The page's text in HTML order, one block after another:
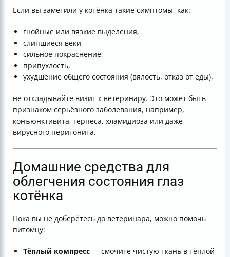
Если вы заметили у котёнка такие симптомы, как:
гнойные или вязкие выделения,
слипшиеся веки,
сильное покраснение,
припухлость,
ухудшение общего состояния (вялость, отказ от еды),
не откладывайте визит к ветеринару. Это может быть
признаком серьёзного заболевания, например,
конъюнктивита, герпеса, хламидиоза или даже
вирусного перитонита.
Домашние средства для
облегчения состояния глаз
котёнка
Пока вы не доберётесь до ветеринара, можно помочь
питомцу:
Тёплый компресс — смочите чистую ткань в тёплой